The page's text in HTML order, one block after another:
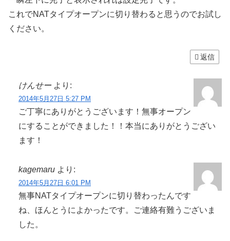
これでNATタイプオープンに切り替わると思うのでお試し
ください。
返信
けんせー より:
2014年5月27日 5:27 PM
ご丁寧にありがとうございます！無事オープン
にすることができました！！本当にありがとうござい
ます！
kagemaru より:
2014年5月27日 6:01 PM
無事NATタイプオープンに切り替わったんです
ね、ほんとうによかったです。ご連絡有難うございま
した。